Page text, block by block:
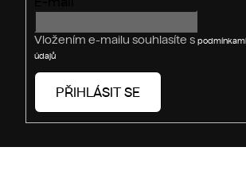
v
u
Vložením e-mailu souhlasíte s
údajů
PŘIHLÁSIT SE